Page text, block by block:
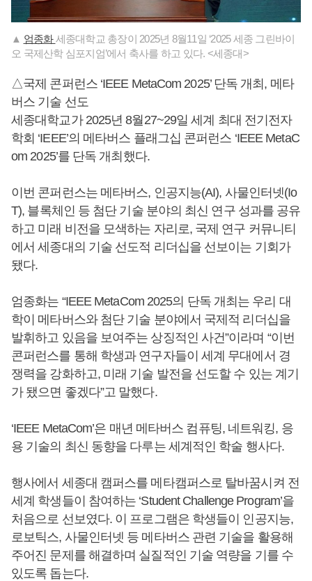
▲ 엄종화세종대학교 총장이 2025년 8월11일 ‘2025 세종 그린바이
오 국제산학 심포지엄’에서 축사를 하고 있다. <세종대>
△국제 콘퍼런스 ‘IEEE MetaCom 2025’ 단독 개최, 메타
버스 기술 선도
세종대학교가 2025년 8월27~29일 세계 최대 전기전자
학회 ‘IEEE’의 메타버스 플래그십 콘퍼런스 ‘IEEE MetaC
om 2025’를 단독 개최했다.
이번 콘퍼런스는 메타버스, 인공지능(AI), 사물인터넷(Io
T), 블록체인 등 첨단 기술 분야의 최신 연구 성과를 공유
하고 미래 비전을 모색하는 자리로, 국제 연구 커뮤니티
에서 세종대의 기술 선도적 리더십을 선보이는 기회가
됐다.
엄종화는 “IEEE MetaCom 2025의 단독 개최는 우리 대
학이 메타버스와 첨단 기술 분야에서 국제적 리더십을
발휘하고 있음을 보여주는 상징적인 사건”이라며 “이번
콘퍼런스를 통해 학생과 연구자들이 세계 무대에서 경
쟁력을 강화하고, 미래 기술 발전을 선도할 수 있는 계기
가 됐으면 좋겠다”고 말했다.
‘IEEE MetaCom’은 매년 메타버스 컴퓨팅, 네트워킹, 응
용 기술의 최신 동향을 다루는 세계적인 학술 행사다.
행사에서 세종대 캠퍼스를 메타캠퍼스로 탈바꿈시켜 전
세계 학생들이 참여하는 ‘Student Challenge Program’을
처음으로 선보였다. 이 프로그램은 학생들이 인공지능,
로보틱스, 사물인터넷 등 메타버스 관련 기술을 활용해
주어진 문제를 해결하며 실질적인 기술 역량을 기를 수
있도록 돕는다.